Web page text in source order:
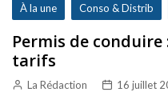
À la une Conso & Distrib
Permis de conduire
tarifs
La Rédaction 16 juillet